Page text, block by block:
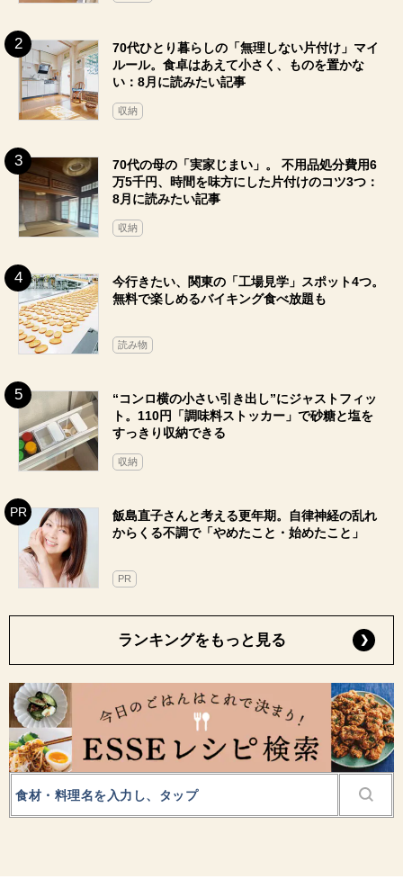
70代ひとり暮らしの「無理しない片付け」マイ
ルール。食卓はあえて小さく、ものを置かな
い：8月に読みたい記事
収納
70代の母の「実家じまい」。 不用品処分費用6
万5千円、時間を味方にした片付けのコツ3つ：
8月に読みたい記事
収納
今行きたい、関東の「工場見学」スポット4つ。
無料で楽しめるバイキング食べ放題も
読み物
“コンロ横の小さい引き出し”にジャストフィッ
ト。110円「調味料ストッカー」で砂糖と塩を
すっきり収納できる
収納
飯島直子さんと考える更年期。自律神経の乱れ
からくる不調で「やめたこと・始めたこと」
PR
ランキングをもっと見る